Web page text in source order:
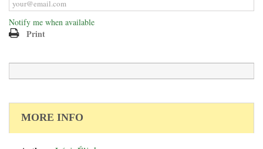
Notify me when available
Print
MORE INFO